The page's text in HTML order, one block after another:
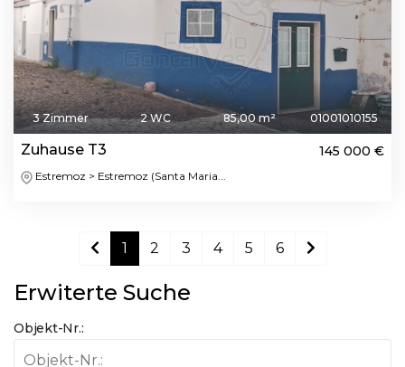
3 Zimmer 2 WC 85,00 m² 01001010155
Zuhause T3 145 000 €
Estremoz > Estremoz (Santa Maria...
1 2 3 4 5 6
Erwiterte Suche
Objekt-Nr.: